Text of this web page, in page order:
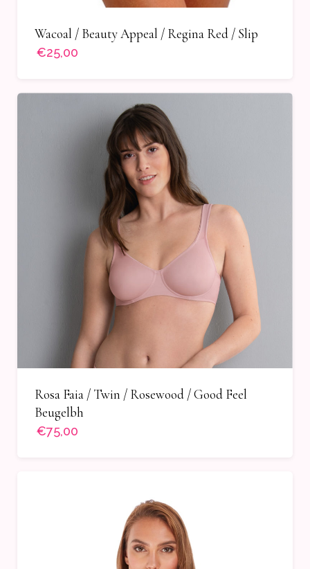
Wacoal / Beauty Appeal / Regina Red / Slip
€25,00
Rosa Faia / Twin / Rosewood / Good Feel
Beugelbh
€75,00